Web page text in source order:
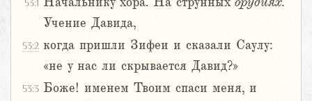
53:1
Учение Давида,
53:2 когда пришли Зифеи и сказали Саулу:
«не у нас ли скрывается Давид?»
53:3 Боже! именем Твоим спаси меня, и